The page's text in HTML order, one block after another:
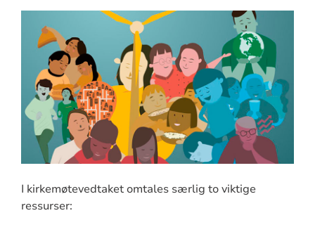
I kirkemøtevedtaket omtales særlig to viktige
ressurser: